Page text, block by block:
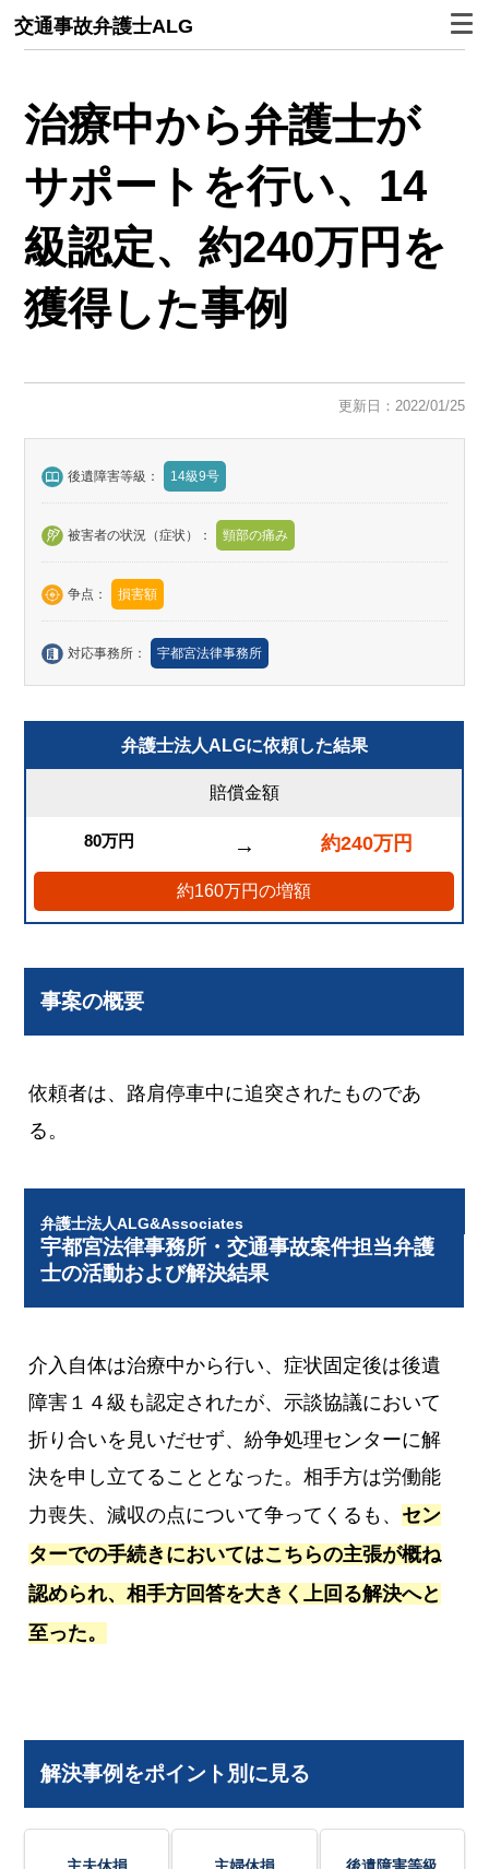
交通事故弁護士ALG
治療中から弁護士が
サポートを行い、14
級認定、約240万円を
獲得した事例
更新日：2022/01/25
後遺障害等級： 14級9号
被害者の状況（症状）： 頸部の痛み
争点： 損害額
対応事務所： 宇都宮法律事務所
弁護士法人ALGに依頼した結果
賠償金額
80万円 → 約240万円
約160万円の増額
事案の概要
依頼者は、路肩停車中に追突されたものであ
る。
弁護士法人ALG&Associates
宇都宮法律事務所・交通事故案件担当弁護
士の活動および解決結果
介入自体は治療中から行い、症状固定後は後遺
障害１４級も認定されたが、示談協議において
折り合いを見いだせず、紛争処理センターに解
決を申し立てることとなった。相手方は労働能
力喪失、減収の点について争ってくるも、 セン
ターでの手続きにおいてはこちらの主張が概ね
認められ、相手方回答を大きく上回る解決へと
至った。
解決事例をポイント別に見る